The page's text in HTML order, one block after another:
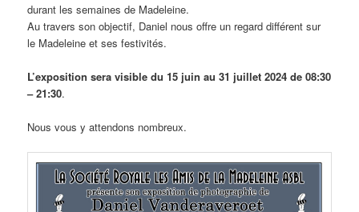
durant les semaines de Madeleine.
Au travers son objectif, Daniel nous offre un regard différent sur
le Madeleine et ses festivités.
L’exposition sera visible du 15 juin au 31 juillet 2024 de 08:30
– 21:30.
Nous vous y attendons nombreux.